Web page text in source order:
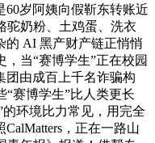
岁阿姨向假靳东转账近
驼奶粉、土鸡蛋、洗衣
的 AI 黑产财产链正悄悄
当“赛博学生”正在校园
团由成百上千名诈骗构
赛博学生”比人类更长
环境比力常见，用完全
，正在一路山